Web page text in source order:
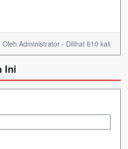
Administrator - Dilihat 610 kali
Ini